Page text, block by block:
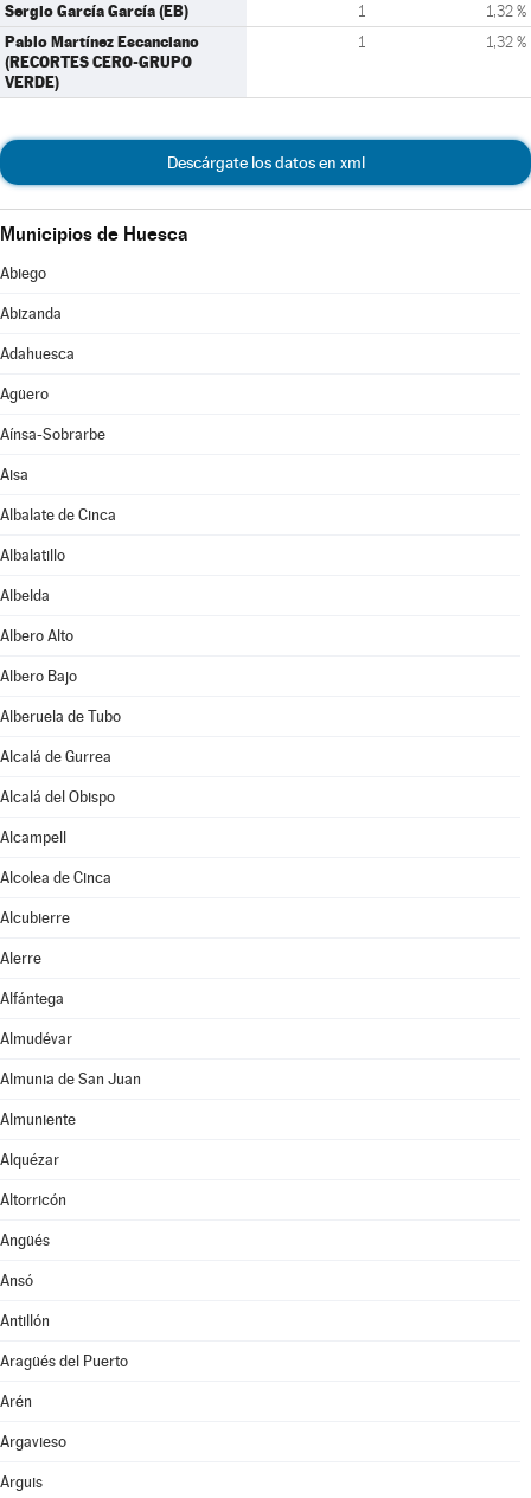
Sergio García García (EB) 1 1,32 %
Pablo Martínez Escanciano
(RECORTES CERO-GRUPO
VERDE)
1 1,32 %
Descárgate los datos en xml
Municipios de Huesca
Abiego
Abizanda
Adahuesca
Agüero
Aínsa-Sobrarbe
Aisa
Albalate de Cinca
Albalatillo
Albelda
Albero Alto
Albero Bajo
Alberuela de Tubo
Alcalá de Gurrea
Alcalá del Obispo
Alcampell
Alcolea de Cinca
Alcubierre
Alerre
Alfántega
Almudévar
Almunia de San Juan
Almuniente
Alquézar
Altorricón
Angüés
Ansó
Antillón
Aragüés del Puerto
Arén
Argavieso
Arguis